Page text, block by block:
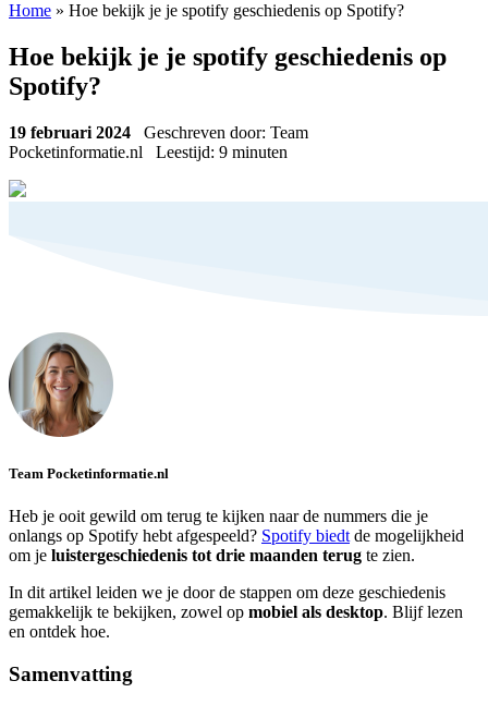
Home » Hoe bekijk je je spotify geschiedenis op Spotify?
Hoe bekijk je je spotify geschiedenis op
Spotify?
19 februari 2024 Geschreven door: Team
Pocketinformatie.nl Leestijd: 9 minuten
Team Pocketinformatie.nl
Heb je ooit gewild om terug te kijken naar de nummers die je
onlangs op Spotify hebt afgespeeld? Spotify biedt de mogelijkheid
om je luistergeschiedenis tot drie maanden terug te zien.
In dit artikel leiden we je door de stappen om deze geschiedenis
gemakkelijk te bekijken, zowel op mobiel als desktop. Blijf lezen
en ontdek hoe.
Samenvatting